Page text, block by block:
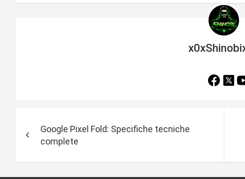
v
Google Pixel Fold: Specifiche tecniche
complete